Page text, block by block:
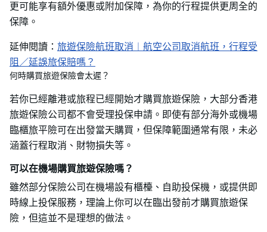
更可能享有額外優惠或附加保障，為你的行程提供更周全的
保障。
延伸閱讀： 旅遊保險航班取消︱航空公司取消航班，行程受
阻／延誤旅保賠嗎？
何時購買旅遊保險會太遲？
若你已經離港或旅程已經開始才購買旅遊保險，大部分香港
旅遊保險公司都不會受理投保申請。即使有部分海外或機場
臨櫃旅平險可在出發當天購買，但保障範圍通常有限，未必
涵蓋行程取消、財物損失等。
可以在機場購買旅遊保險嗎？
雖然部分保險公司在機場設有櫃檯、自助投保機，或提供即
時線上投保服務，理論上你可以在臨出發前才購買旅遊保
險，但這並不是理想的做法。